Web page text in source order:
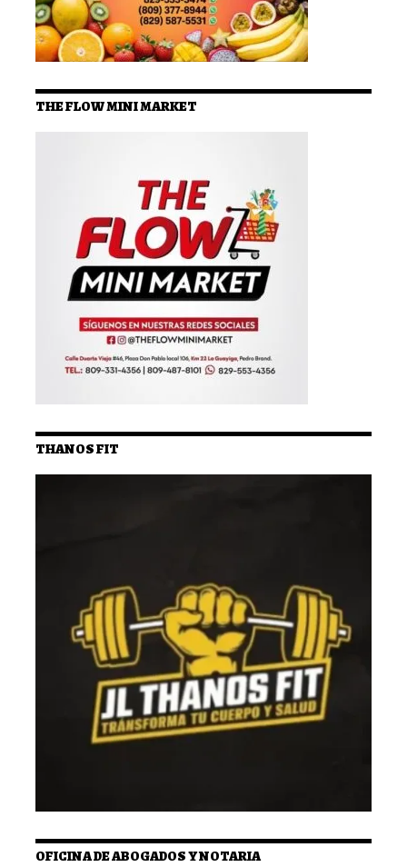
THE FLOW MINI MARKET
THANOS FIT
OFICINA DE ABOGADOS Y NOTARIA